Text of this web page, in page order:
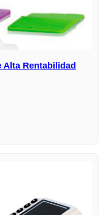
Rentabilidad